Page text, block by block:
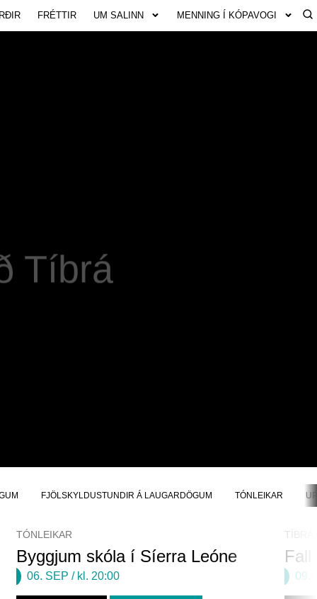
FRÉTTIR UM SALINN MENNING Í KÓPAVOGI
Tíbrá
FJÖLSKYLDUSTUNDIR Á LAUGARDÖGUM TÓNLEIKAR
TÓNLEIKAR
Byggjum skóla í Síerra Leóne
06. SEP / kl. 20:00
TÍBRÁ
Fall
09.